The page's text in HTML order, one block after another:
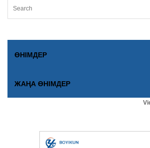
ӨНІМДЕР
ЖАҢА ӨНІМДЕР